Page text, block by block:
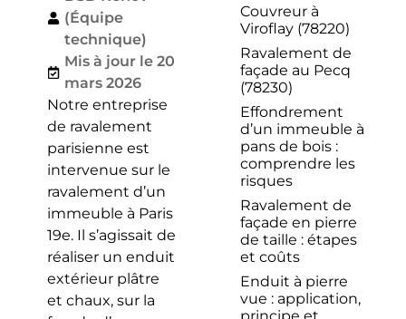
(Équipe
technique)
Mis à jour le 20
mars 2026
Notre entreprise
de ravalement
parisienne est
intervenue sur le
ravalement d’un
immeuble à Paris
19e. Il s’agissait de
réaliser un enduit
extérieur plâtre
et chaux, sur la
Couvreur à
Viroflay (78220)
Ravalement de
façade au Pecq
(78230)
Effondrement
d’un immeuble à
pans de bois :
comprendre les
risques
Ravalement de
façade en pierre
de taille : étapes
et coûts
Enduit à pierre
vue : application,
principe et